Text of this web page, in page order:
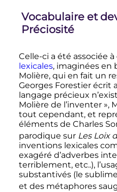
Vocabulaire et
Préciosité
Celle-ci a été associée
lexicales, imaginées en
Molière, qui en fait un
Georges Forestier écrit
langage précieux
Molière de l’inventer »,
tout cependant, et
éléments de Charles
parodique sur Les Loix
inventions lexicales
exagéré d’adverbes
terriblement, etc..),
substantivés (le
et des métaphores